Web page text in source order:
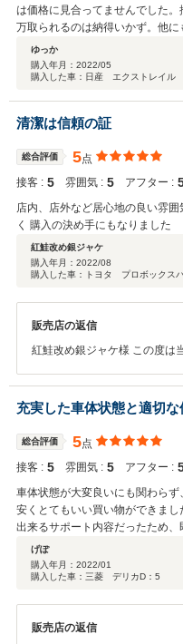
は価格に見合ってませんでした
万取られるのは納得いかず。他
します。唯一、子供を遊ばせる
ゆっか
購入年月： 2022/05
購入した車：日産 エクストレイル
清潔は信頼の証
総合評価 5点
接客 : 5 雰囲気 : 5 アフター :
店内、店外など居心地の良い雰
く 購入の決め手にもなりました
紅鮭改め銀ジャケ
購入年月： 2022/08
購入した車：トヨタ プロボックス
販売店の返信
紅鮭改め銀ジャケ様 この度は当店にてお車を購入いただき誠にありが
状態を万全にした状態でお渡
楽し
充実した車体状態と適切な
総合評価 5点
接客 : 5 雰囲気 : 5 アフター :
車体状態が大変良いにも関わら
安くとてもいい買い物ができま
出来るサポート内容だったため
ると嬉しいです。
げぽ
購入年月： 2022/01
購入した車：三菱 デリカD：5
販売店の返信